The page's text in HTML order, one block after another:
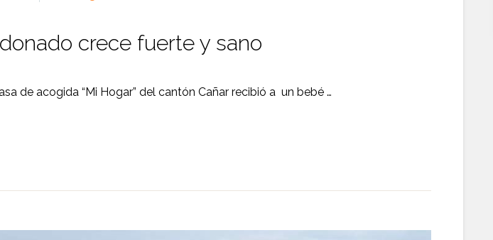
crece fuerte y sano
de acogida “Mi Hogar” del cantón Cañar recibió a un bebé …